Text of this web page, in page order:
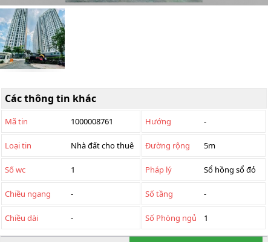
Các thông tin khác
Mã tin 1000008761 Hướng -
Loại tin Nhà đất cho thuê Đường rộng 5m
Số wc 1 Pháp lý Sổ hồng sổ đỏ
Chiều ngang - Số tầng -
Chiều dài - Số Phòng ngủ 1